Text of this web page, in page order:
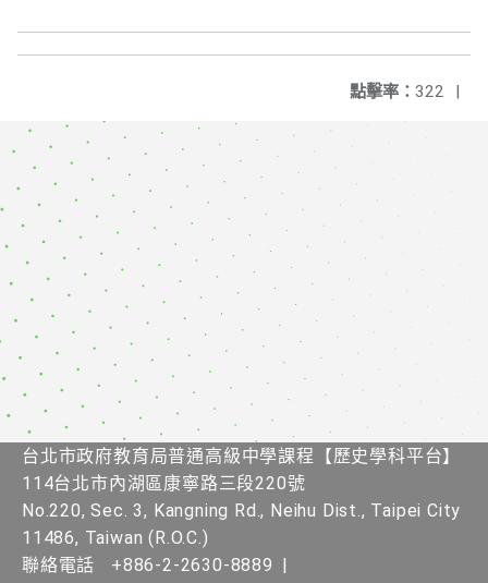
點擊率： 322 |
台北市政府教育局普通高級中學課程【歷史學科平台】
114台北市內湖區康寧路三段220號
No.220, Sec. 3, Kangning Rd., Neihu Dist., Taipei City
11486, Taiwan (R.O.C.)
聯絡電話
+886-2-2630-8889 |